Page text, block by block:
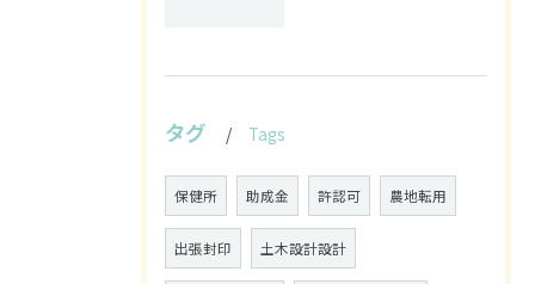
タグ Tags
保健所 助成金 許認可 農地転用
出張封印 土木設計設計